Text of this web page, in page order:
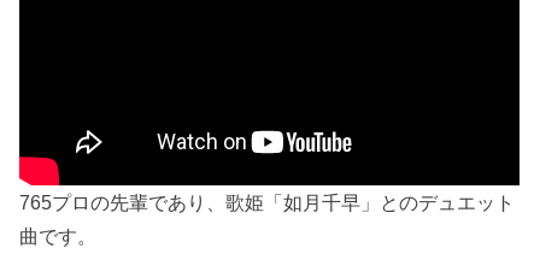
765プロの先輩であり、歌姫「如月千早」とのデュエット
曲です。